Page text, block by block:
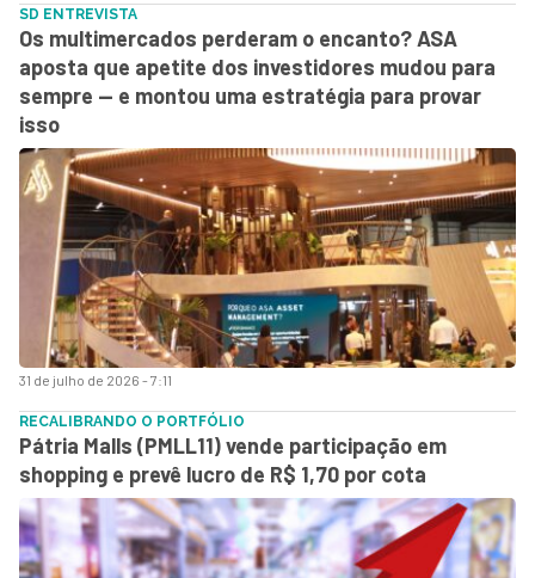
31 de julho de 2026 - 7:11
SD ENTREVISTA
Os multimercados perderam o encanto? ASA
aposta que apetite dos investidores mudou para
sempre — e montou uma estratégia para provar
isso
RECALIBRANDO O PORTFÓLIO
Pátria Malls (PMLL11) vende participação em
shopping e prevê lucro de R$ 1,70 por cota